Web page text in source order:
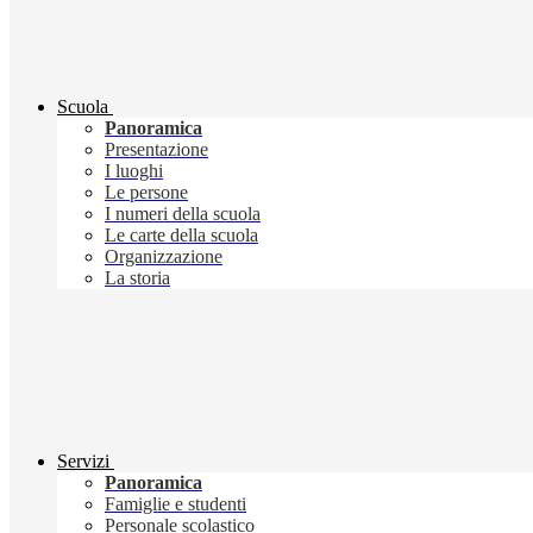
Scuola
Panoramica
Presentazione
I luoghi
Le persone
I numeri della scuola
Le carte della scuola
Organizzazione
La storia
Servizi
Panoramica
Famiglie e studenti
Personale scolastico